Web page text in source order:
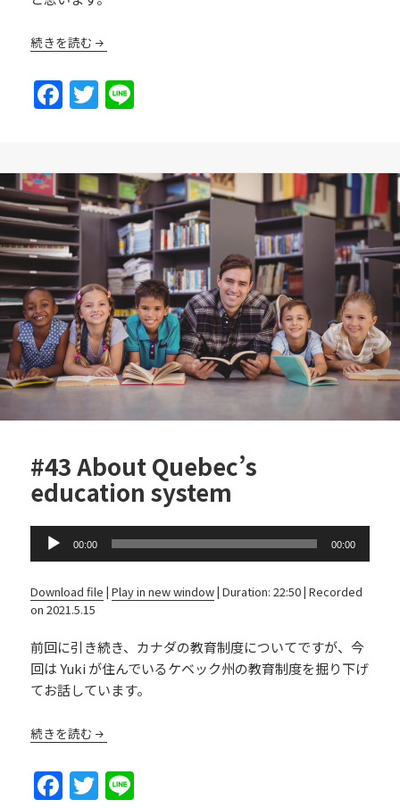
続きを読む
F
a
e
b
o
o
k
T
w
er
#43 About Quebec’s
education system
Audio
00:00 00:00
Download file |Play in new window|Duration: 22:50|Recorded
on 2021.5.15
前回に引き続き、カナダの教育制度についてですが、今
回は Yuki が住んでいるケベック州の教育制度を掘り下げ
てお話しています。
続きを読む
F T